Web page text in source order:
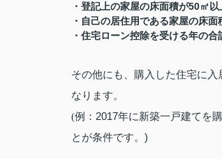
・登記上の家屋の床面積が50㎡以
・自己の居住用である家屋の床面
・住宅ローン控除を受ける年の合
その他にも、購入した住宅に入
なります。
(例： 2017年に新築一戸建てを
とが条件です。 )